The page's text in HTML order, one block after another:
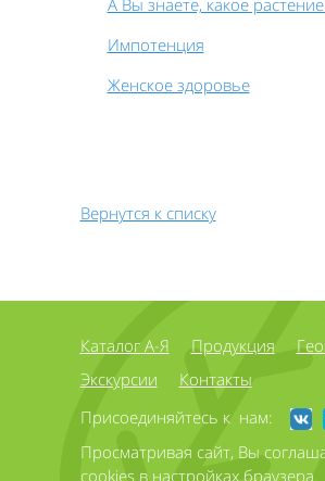
А Вы знаете, какое
Импотенция
Женское здоровье
Вернутся к списку
Каталог А-Я Продукция
Экскурсии
Контакты
Присоединяйтесь к нам:
Просматривая сайт, Вы
cookies в настройках браузера.